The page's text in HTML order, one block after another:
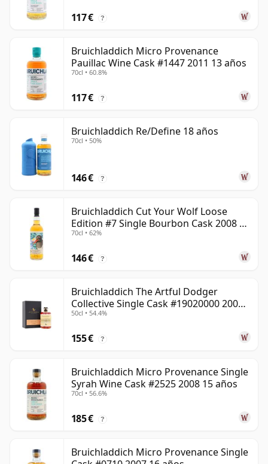
117 € ?
Bruichladdich Micro Provenance
Pauillac Wine Cask #1447 2011 13 años
70cl • 60.8%
117 € ?
Bruichladdich Re/Define 18 años
70cl • 50%
146 € ?
Bruichladdich Cut Your Wolf Loose
Edition #7 Single Bourbon Cask 2008 14
años
70cl • 62%
146 € ?
Bruichladdich The Artful Dodger
Collective Single Cask #19020000 2001
22 años
50cl • 54.4%
155 € ?
Bruichladdich Micro Provenance Single
Syrah Wine Cask #2525 2008 15 años
70cl • 56.6%
185 € ?
Bruichladdich Micro Provenance Single